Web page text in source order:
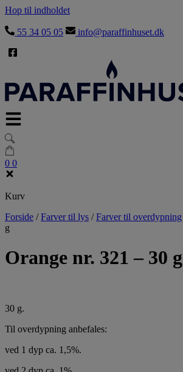
Hop til indholdet
55 34 05 05 info@paraffinhuset.dk
0 0
Kurv
Forside /Farver til lys /Farver til overdypning
g
Orange nr. 321 – 30 g
30 g.
Til overdypning anbefales:
ved 1 dyp ca. 1,5%.